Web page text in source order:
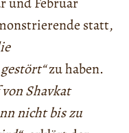
statt,
zu haben.
Shavkat
nicht bis zu